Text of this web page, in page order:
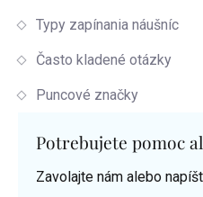
Typy zapínania náušníc
Často kladené otázky
Puncové značky
Potrebujete pomoc
Zavolajte nám alebo